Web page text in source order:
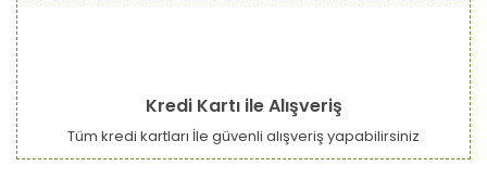
Kredi Kartı ile Alışveriş
Tüm kredi kartları İle güvenli alışveriş yapabilirsiniz